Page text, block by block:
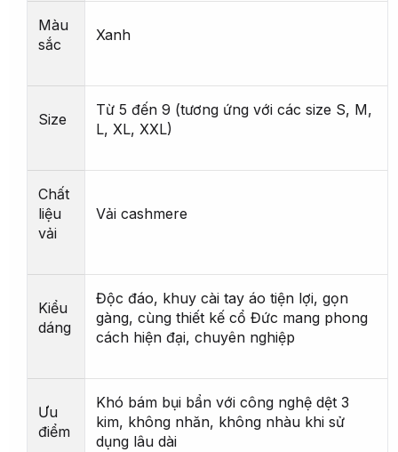
Màu
sắc
Xanh
Size
Từ 5 đến 9 (tương ứng với các size S, M,
L, XL, XXL)
Chất
liệu
vải
Vải cashmere
Kiểu
dáng
Độc đáo, khuy cài tay áo tiện lợi, gọn
gàng, cùng thiết kế cổ Đức mang phong
cách hiện đại, chuyên nghiệp
Ưu
điểm
Khó bám bụi bẩn với công nghệ dệt 3
kim, không nhăn, không nhàu khi sử
dụng lâu dài